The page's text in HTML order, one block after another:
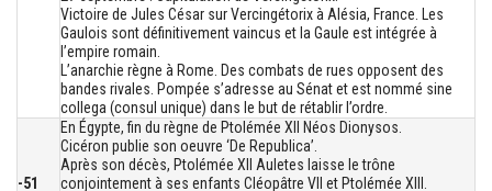
Victoire de Jules César sur Vercingétorix à Alésia, France. Les
Gaulois sont définitivement vaincus et la Gaule est intégrée à
l’empire romain.
L’anarchie règne à Rome. Des combats de rues opposent des
bandes rivales. Pompée s’adresse au Sénat et est nommé sine
collega (consul unique) dans le but de rétablir l’ordre.
-51
En Égypte, fin du règne de Ptolémée XII Néos Dionysos.
Cicéron publie son oeuvre ‘De Republica’.
Après son décès, Ptolémée XII Auletes laisse le trône
conjointement à ses enfants Cléopâtre VII et Ptolémée XIII.